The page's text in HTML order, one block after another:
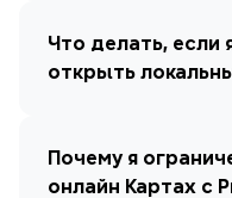
Что делать, если
открыть
Почему я
онлайн Картах с